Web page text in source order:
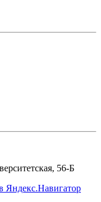
56-Б
Яндекс.Навигатор